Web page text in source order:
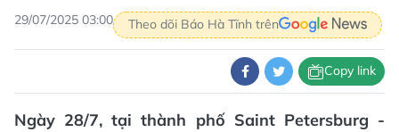
29/07/2025 03:00 Theo dõi Báo Hà Tĩnh trên
Copy link
Ngày 28/7, tại thành phố Saint Petersburg -